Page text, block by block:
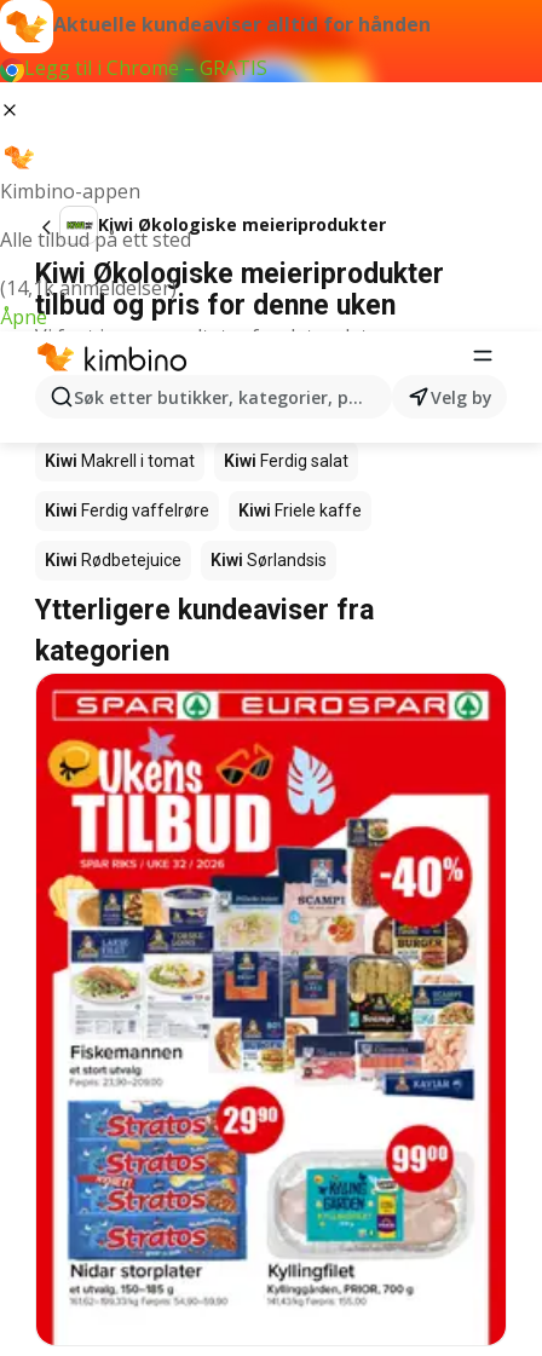
Aktuelle kundeaviser alltid for hånden
Legg til i Chrome – GRATIS
Kimbino-appen
Alle tilbud på ett sted
(14,1k anmeldelser)
Åpne
Søk etter butikker, kategorier, produkter...Velg by
Kiwi Økologiske meieriprodukter
Kiwi Økologiske meieriprodukter
tilbud og pris for denne uken
Vi fant ingen resultater for det ordet.
Andre produkter i butikkene Kiwi
Kiwi Fårikålkjøtt
Kiwi Makrell i tomat Kiwi Ferdig salat
Kiwi Ferdig vaffelrøre Kiwi Friele kaffe
Kiwi Rødbetejuice Kiwi Sørlandsis
Ytterligere kundeaviser fra
kategorien